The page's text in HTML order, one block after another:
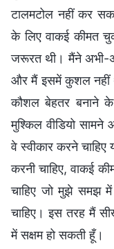
टालमटोल नहीं कर
के लिए वाकई कीमत
जरूरत थी। मैंने अभी-
और मैं इसमें कुशल नहीं
कौशल बेहतर बनाने
मुश्किल वीडियो
वे स्वीकार करने
करनी चाहिए, वाकई
चाहिए जो मुझे समझ
चाहिए। इस तरह मैं
में सक्षम हो सकती हूँ।